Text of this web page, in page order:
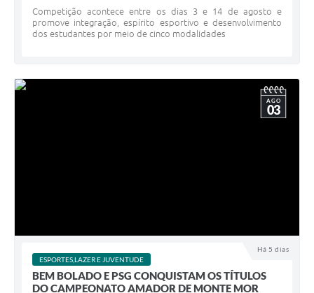
Competição acontece entre os dias 3 e 14 de agosto e
promove integração, espírito esportivo e desenvolvimento
dos estudantes por meio de cinco modalidades
Há 5 dias
AGO
03
ESPORTES,LAZER E JUVENTUDE
BEM BOLADO E PSG CONQUISTAM OS TÍTULOS
DO CAMPEONATO AMADOR DE MONTE MOR